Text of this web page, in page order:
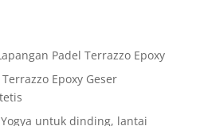
Padel Terrazzo Epoxy
Epoxy Geser
untuk dinding, lantai